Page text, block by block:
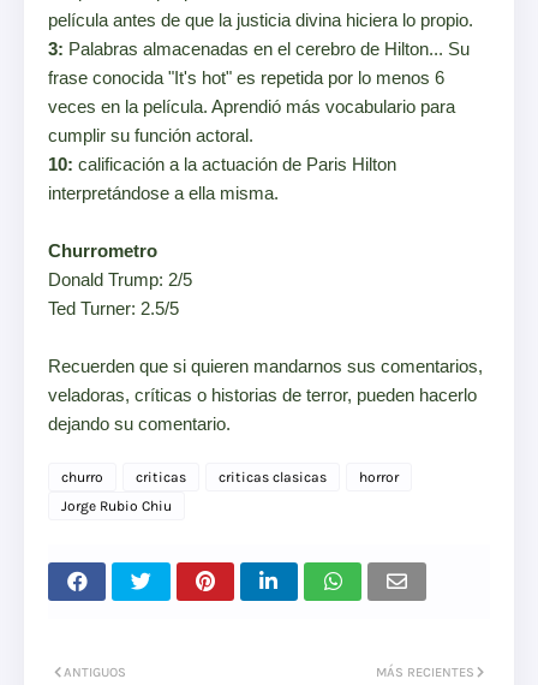
película antes de que la justicia divina hiciera lo propio.
3: Palabras almacenadas en el cerebro de Hilton... Su
frase conocida "It's hot" es repetida por lo menos 6
veces en la película. Aprendió más vocabulario para
cumplir su función actoral.
10: calificación a la actuación de Paris Hilton
interpretándose a ella misma.
Churrometro
Donald Trump: 2/5
Ted Turner: 2.5/5
Recuerden que si quieren mandarnos sus comentarios,
veladoras, críticas o historias de terror, pueden hacerlo
dejando su comentario.
churro criticas criticas clasicas
horror
Jorge Rubio Chiu
MÁS RECIENTES
ANTIGUOS